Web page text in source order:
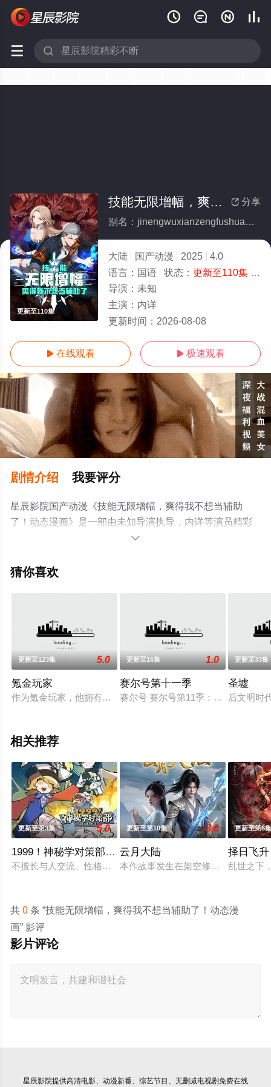
   
 
更新至110集
 分享
技能无限增幅，爽得我不想当辅助了！动态漫画
别名：jinengwuxianzengfushuangdewobuxiangdangfuzhuliaodongtaimanhua
大陆 国产动漫 2025
4.0
语言： 国语 状态： 更新至110集- 免费在线观看
导演： 未知
主演： 内详
更新时间： 2026-08-08
 在线观看  极速观看
剧情介绍 我要评分
星辰影院国产动漫《技能无限增幅，爽得我不想当辅助
了！动态漫画》是一部由未知导演执导，内详等演员精彩
演绎的大陆动漫，手机免费观看高清未删减完整版动漫全
视猫或剧情网等平台了解。

猜你喜欢
更新至123集 5.0
氪金玩家
作为氪金玩家，他拥有炫酷的职业、装备，更是习惯了在龙套
更新至16集 1.0
赛尔号第十一季
赛尔号 赛尔号第11季：裂空沧海
更新至33集
圣墟
后文明时
相关推荐
更新至第3集 5.0
1999！神秘学对策部国语
不擅长与人交流、性格腼腆的马库斯在一场乌龙中意外成为了“
更新至第10集 8.0
云月大陆
本作故事发生在架空修仙世界——云
更新至第6
择日飞升
乱世之下
共 0条 “技能无限增幅，爽得我不想当辅助了！动态漫
画” 影评
影片评论
星辰影院提供高清电影、动漫新番、综艺节目、无删减电视剧免费在线